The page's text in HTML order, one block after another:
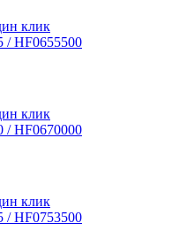
клик
/ HF0655500
клик
/ HF0670000
клик
/ HF0753500